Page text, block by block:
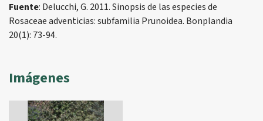
Fuente: Delucchi, G. 2011. Sinopsis de las especies de
Rosaceae adventicias: subfamilia Prunoidea. Bonplandia
20(1): 73-94.
Imágenes